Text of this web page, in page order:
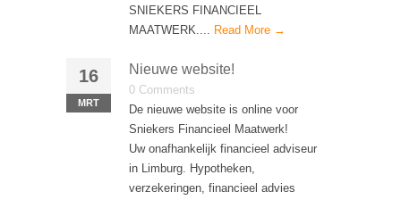
SNIEKERS FINANCIEEL
MAATWERK.... Read More →
16
MRT
Nieuwe website!
0 Comments
De nieuwe website is online voor
Sniekers Financieel Maatwerk!
Uw onafhankelijk financieel adviseur
in Limburg. Hypotheken,
verzekeringen, financieel advies